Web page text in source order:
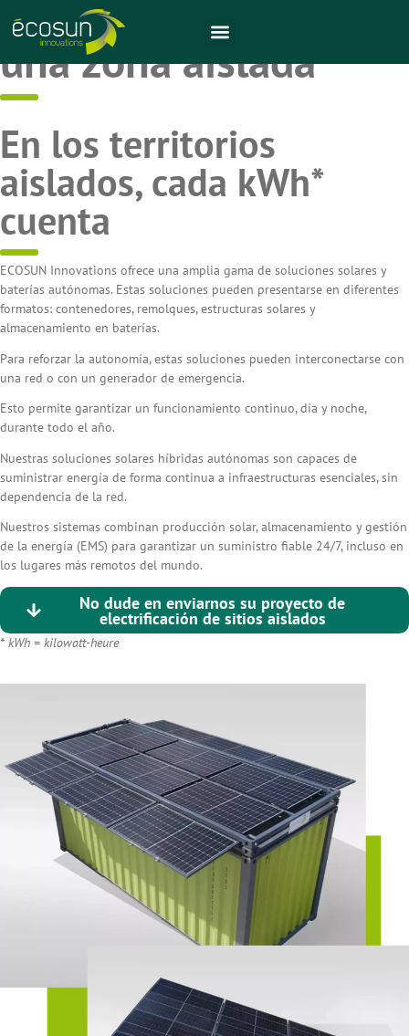
Soy una entidad en
una zona aislada
En los territorios
aislados, cada kWh*
cuenta
ECOSUN Innovations ofrece una amplia gama de soluciones solares y
baterías autónomas. Estas soluciones pueden presentarse en diferentes
formatos: contenedores, remolques, estructuras solares y
almacenamiento en baterías.
Para reforzar la autonomía, estas soluciones pueden interconectarse con
una red o con un generador de emergencia.
Esto permite garantizar un funcionamiento continuo, día y noche,
durante todo el año.
Nuestras soluciones solares híbridas autónomas son capaces de
suministrar energía de forma continua a infraestructuras esenciales, sin
dependencia de la red.
Nuestros sistemas combinan producción solar, almacenamiento y gestión
de la energía (EMS) para garantizar un suministro fiable 24/7, incluso en
los lugares más remotos del mundo.
No dude en enviarnos su proyecto de
electrificación de sitios aislados
* kWh = kilowatt-heure